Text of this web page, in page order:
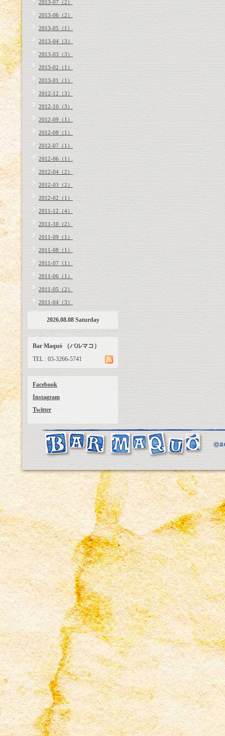
2013-07（2）
2013-06（2）
2013-05（1）
2013-04（3）
2013-03（3）
2013-02（1）
2013-01（1）
2012-12（3）
2012-10（3）
2012-09（1）
2012-08（1）
2012-07（1）
2012-06（1）
2012-04（2）
2012-03（2）
2012-02（1）
2011-12（4）
2011-10（2）
2011-09（1）
2011-08（1）
2011-07（1）
2011-06（1）
2011-05（2）
2011-04（3）
2026.08.08 Saturday
Bar Maquó （バルマコ）
TEL : 03-3266-5741
Facebook
Instagram
Twitter